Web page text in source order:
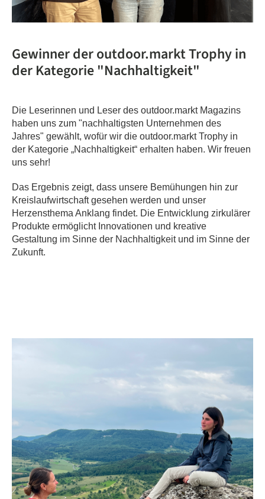
Gewinner der outdoor.markt Trophy in
der Kategorie "Nachhaltigkeit"
Die Leserinnen und Leser des outdoor.markt Magazins
haben uns zum "nachhaltigsten Unternehmen des
Jahres" gewählt, wofür wir die outdoor.markt Trophy in
der Kategorie „Nachhaltigkeit“ erhalten haben. Wir freuen
uns sehr!
Das Ergebnis zeigt, dass unsere Bemühungen hin zur
Kreislaufwirtschaft gesehen werden und unser
Herzensthema Anklang findet. Die Entwicklung zirkulärer
Produkte ermöglicht Innovationen und kreative
Gestaltung im Sinne der Nachhaltigkeit und im Sinne der
Zukunft.